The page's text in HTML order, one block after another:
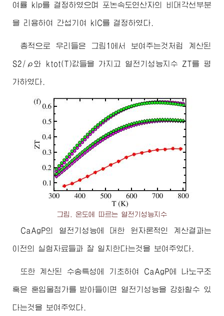
여률 klp를 결정하였으며 포논속도연산자의 비대각선부분
을 리용하여 간섭기여 klC를 결정하였다.
총적으로 우리들은 그림1에서 보여주는것처럼 계산된
S2/ρ와 ktot(T)값들을 가지고 열전기성능지수 ZT를 평
가하였다.
그림. 온도에 따르는 열전기성능지수
CaAgP의 열전기성능에 대한 원자론적인 계산결과는
이전의 실험자료들과 잘 일치한다는것을 보여주었다.
또한 계산된 수송특성에 기초하여 CaAgP에 나노구조
혹은 혼입물첨가를 받아들이면 열전기성능을 강화할수 있
다는것을 보여주었다.